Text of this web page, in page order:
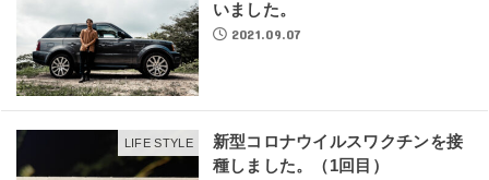
いました。
2021.09.07
LIFE STYLE
新型コロナウイルスワクチンを接
種しました。（1回目）